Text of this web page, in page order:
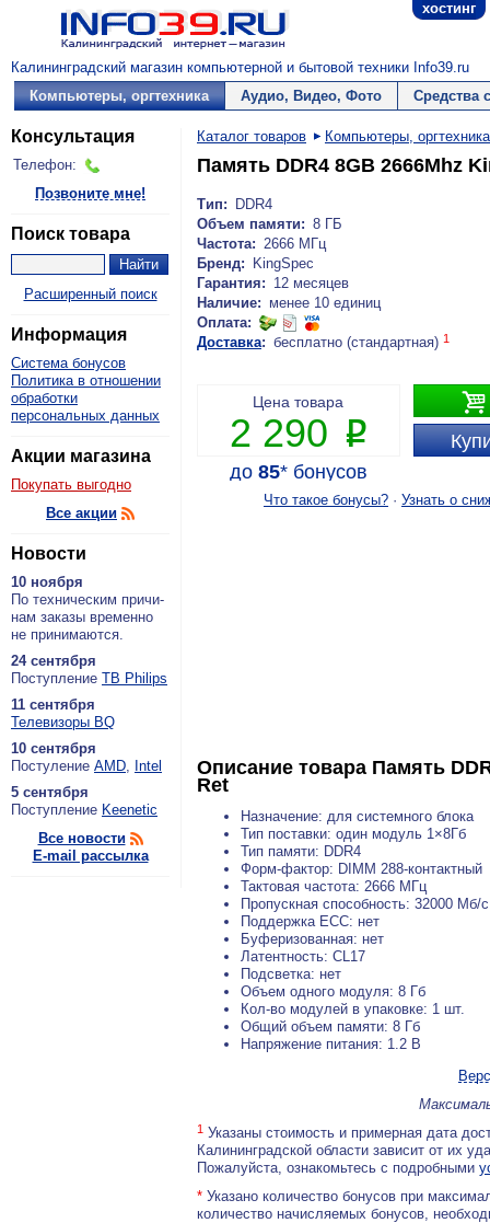
хостинг
Калининградский магазин компьютерной и бытовой техники Info39.ru
Компьютеры, оргтехника
Аудио, Видео, Фото Средства
Консультация
Телефон:
Позвоните мне!
Поиск товара
Расширенный поиск
Информация
Система бонусов
Политика в отношении
обработки
персональных данных
Акции магазина
Покупать выгодно
Все акции
Новости
10 ноября
По тех­ни­че­ским при­чи­
нам за­ка­зы вре­мен­но
не при­ни­ма­ют­ся.
24 сентября
По­ступ­ле­ние ТВ Philips
11 сентября
Теле­ви­зо­ры BQ
10 сентября
По­сту­ле­ние AMD, Intel
5 сентября
По­ступ­ле­ние Keenetic
Все новости
E-mail рассылка
Каталог товаров Компьютеры, оргтехника
Память DDR4 8GB 2666Mhz
Тип:
DDR4
Объем памяти: 8 ГБ
Частота: 2666 МГц
Бренд:
KingSpec
Гарантия: 12 месяцев
Наличие: менее 10 единиц
Оплата:
Доставка: бесплатно (стандартная) 1

Цена товара
2 290 P
до 85*бонусов
Что такое бонусы? · Узнать о
Описание товара Память
Ret
Назначение: для системного блока
Тип поставки: один модуль 1×8Гб
Тип памяти: DDR4
Форм-фактор: DIMM 288-контактный
Тактовая частота: 2666 МГц
Пропускная способность: 32000 Мб/с
Поддержка ECC: нет
Буферизованная: нет
Латентность: CL17
Подсветка: нет
Объем одного модуля: 8 Гб
Кол-во модулей в упаковке: 1 шт.
Общий объем памяти: 8 Гб
Напряжение питания: 1.2 В
1 Указаны стоимость и примерная дата
Калининградской области зависит от их
Пожалуйста, ознакомьтесь с подробными
* Указано количество бонусов при
количество начисляемых бонусов,